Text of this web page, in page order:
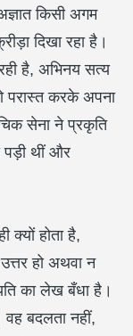
किसी अगम
दिखा रहा है।
है, अभिनय सत्य
परास्त करके अपना
सेना ने प्रकृति
पड़ी थीं और
क्यों होता है,
हो अथवा न
का लेख बँधा है।
बदलता नहीं,